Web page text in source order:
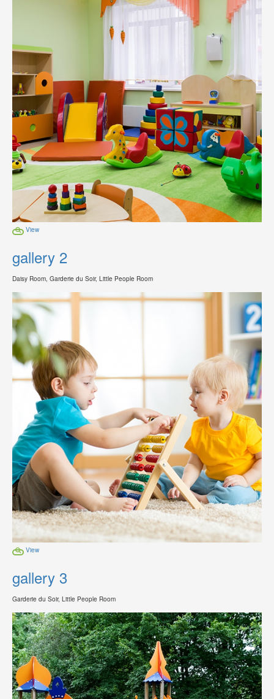
View
gallery 2
Daisy Room, Garderie du Soir, Little People Room
View
gallery 3
Garderie du Soir, Little People Room